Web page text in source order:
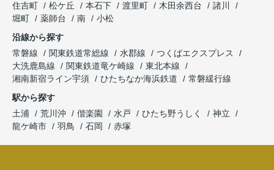
住吉町
松ケ丘 本石下 渡里町 木田余西台
諸川
堀町
薬師台 南
小松
沿線から探す
常磐線
関東鉄道常総線 水郡線
つくばエクスプレス
大洗鹿島線
関東鉄道竜ケ崎線
東北本線
湘南新宿ライン宇須
ひたちなか海浜鉄道
常磐緩行線
駅から探す
土浦
荒川沖 偕楽園 水戸 ひたち野うしく
神立
龍ケ崎市
羽鳥 石岡 赤塚